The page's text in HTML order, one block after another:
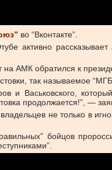
во “Вконтакте”.
активно
АМК обратился к
так называемое
и Васьковского,
продолжается!”, —
не только в
бойцов